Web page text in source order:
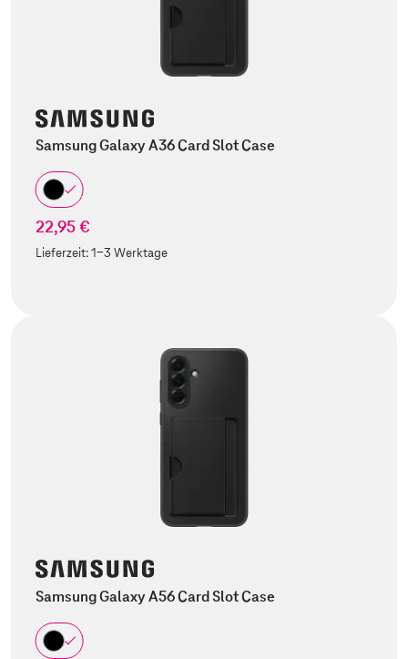
Samsung Galaxy A36 Card Slot Case
22,95 €
Lieferzeit:1-3 Werktage
Samsung Galaxy A56 Card Slot Case